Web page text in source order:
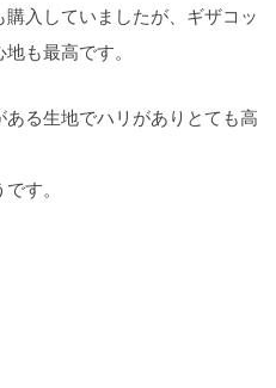
入していましたが、ギザコッ
も最高です。
る生地でハリがありとても高
す。